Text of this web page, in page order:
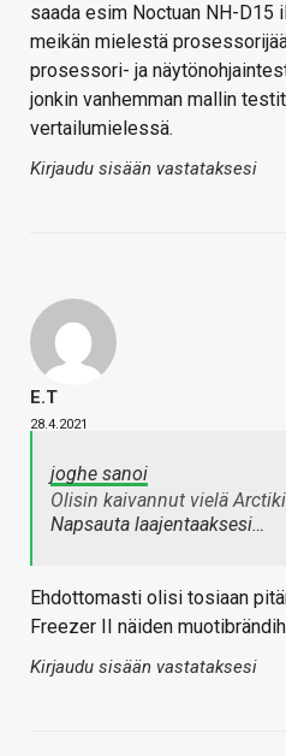
saada esim Noctuan NH-D15
meikän mielestä
prosessori- ja
jonkin vanhemman mallin
vertailumielessä.
Kirjaudu sisään vastataksesi
E.T
28.4.2021
joghe sanoi
Olisin kaivannut vielä
Napsauta laajentaaksesi…
Ehdottomasti olisi tosiaan
Freezer II näiden
Kirjaudu sisään vastataksesi